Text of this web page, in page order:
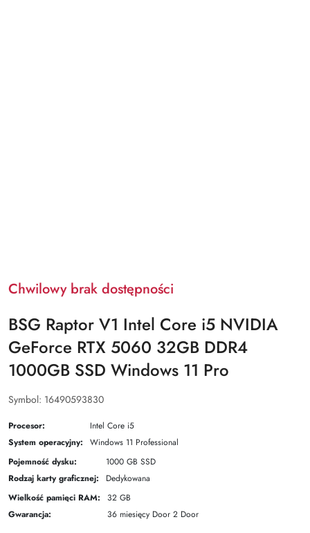
Chwilowy brak dostępności
BSG Raptor V1 Intel Core i5 NVIDIA
GeForce RTX 5060 32GB DDR4
1000GB SSD Windows 11 Pro
Symbol: 16490593830
Procesor:
Intel Core i5
System operacyjny:
Windows 11 Professional
Pojemność dysku:
1000 GB SSD
Rodzaj karty graficznej:
Dedykowana
Wielkość pamięci RAM:
32 GB
Gwarancja:
36 miesięcy Door 2 Door